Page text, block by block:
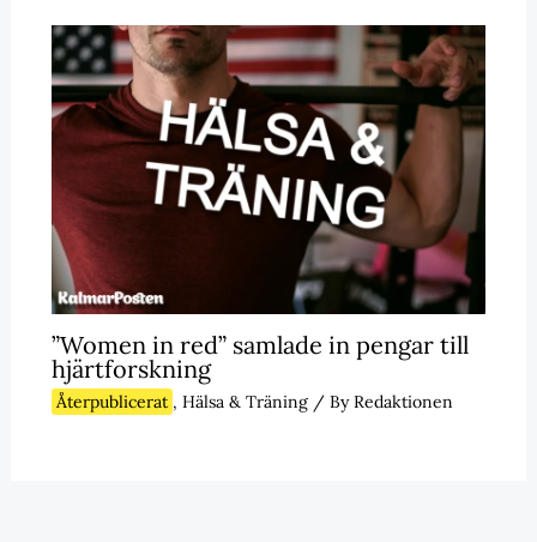
”Women in red” samlade in pengar till
hjärtforskning
Återpublicerat , Hälsa & Träning/ ByRedaktionen